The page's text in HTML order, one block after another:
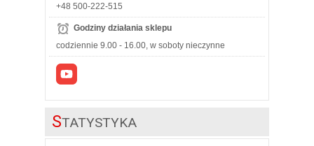
+48 500-222-515
Godziny działania sklepu
codziennie 9.00 - 16.00, w soboty nieczynne
STATYSTYKA